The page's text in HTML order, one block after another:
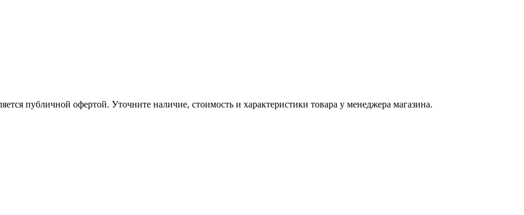
публичной офертой. Уточните наличие, стоимость и характеристики товара у менеджера магазина.